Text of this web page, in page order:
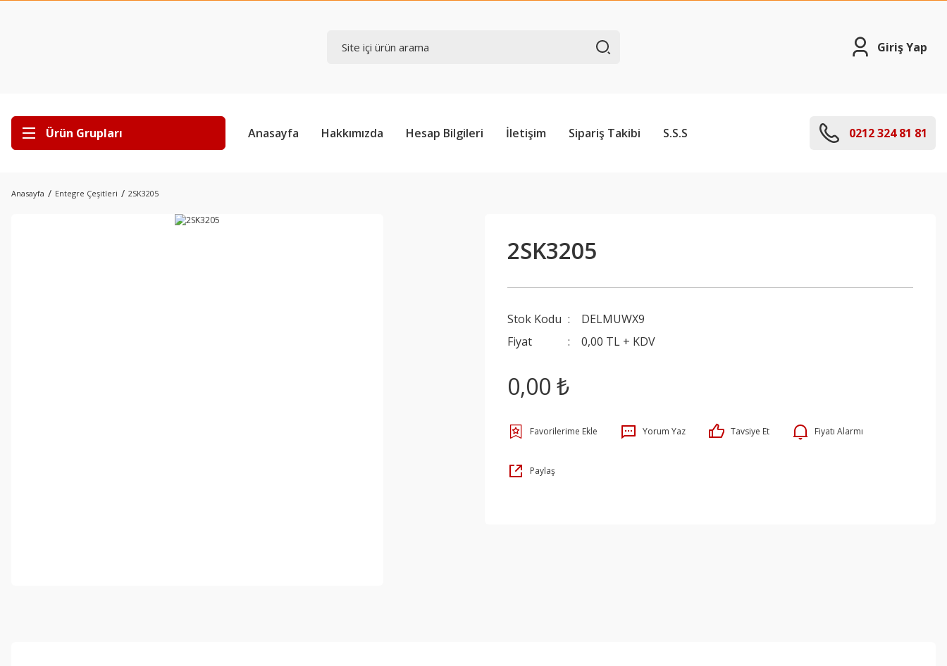
Giriş Yap
Ürün Grupları Anasayfa Hakkımızda Hesap Bilgileri İletişim Sipariş Takibi S.S.S 0212 324 81 81
Anasayfa Entegre Çeşitleri 2SK3205
2SK3205
Stok Kodu
DELMUWX9
Fiyat
0,00 TL + KDV
0,00 ₺
Yorum Yaz Tavsiye Et Fiyatı Alarmı
Paylaş